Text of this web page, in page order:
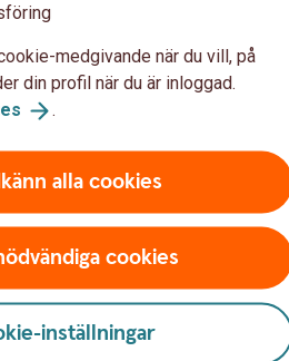
medgivande när du vill, på
din profil när du är inloggad.
.
alla cookies
cookies
inställningar